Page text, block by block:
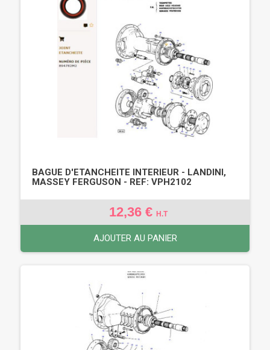
BAGUE D'ETANCHEITE INTERIEUR - LANDINI,
MASSEY FERGUSON - REF: VPH2102
12,36 € H.T
AJOUTER AU PANIER